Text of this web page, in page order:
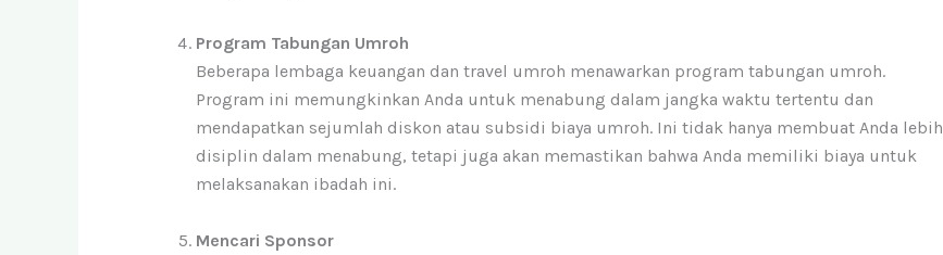
Program Tabungan Umroh
Beberapa lembaga keuangan dan travel umroh menawarkan program tabungan umroh.
Program ini memungkinkan Anda untuk menabung dalam jangka waktu tertentu dan
mendapatkan sejumlah diskon atau subsidi biaya umroh. Ini tidak hanya membuat Anda lebih
disiplin dalam menabung, tetapi juga akan memastikan bahwa Anda memiliki biaya untuk
melaksanakan ibadah ini.
Mencari Sponsor